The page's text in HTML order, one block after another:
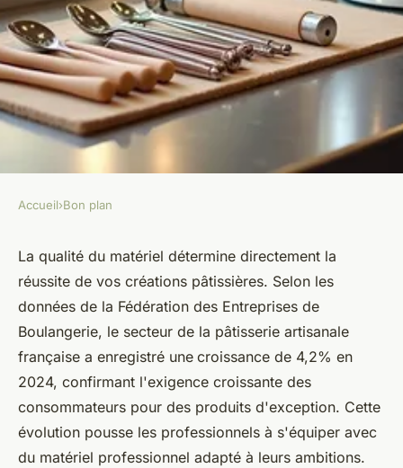
BON PLAN
Découvrez les
incontournables ustensiles de
pâtisserie professionnels
Aya•9 février 2026•7 min de lecture
Accueil›Bon plan
La qualité du matériel détermine directement la
réussite de vos créations pâtissières. Selon les
données de la Fédération des Entreprises de
Boulangerie, le secteur de la pâtisserie artisanale
française a enregistré une croissance de 4,2% en
2024, confirmant l'exigence croissante des
consommateurs pour des produits d'exception. Cette
évolution pousse les professionnels à s'équiper avec
du matériel professionnel adapté à leurs ambitions.